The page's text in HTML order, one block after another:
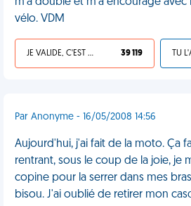
vélo. VDM
JE VALIDE, C'EST UNE VDM 39 119
Par Anonyme - 16/05/2008 14:56
Aujourd'hui, j'ai fait de la moto. Ça
rentrant, sous le coup de la joie, je
copine pour la serrer dans mes
bisou. J'ai oublié de retirer mon